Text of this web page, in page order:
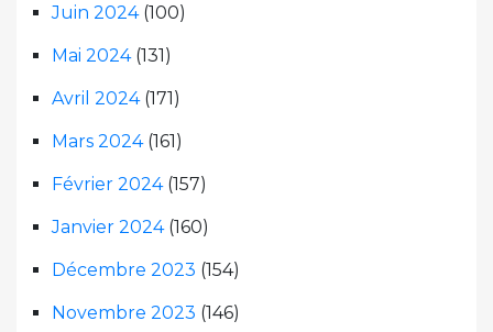
Juin 2024(100)
Mai 2024(131)
Avril 2024(171)
Mars 2024(161)
Février 2024(157)
Janvier 2024(160)
Décembre 2023 (154)
Novembre 2023 (146)